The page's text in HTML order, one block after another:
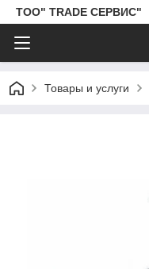
ТОО" TRADE СЕРВИС"
Товары и услуги